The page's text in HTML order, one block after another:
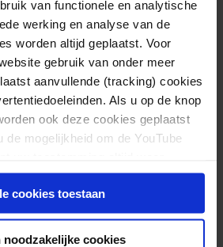
van functionele en analytische
werking en analyse van de
worden altijd geplaatst. Voor
gebruik van onder meer
aanvullende (tracking) cookies
Als u op de knop
ook deze cookies geplaatst
de mogelijkheid om de YouTube
cookies toestaan
noodzakelijke cookies
te bestellen: wat is er